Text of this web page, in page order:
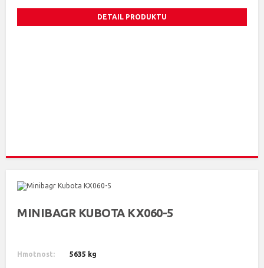
DETAIL PRODUKTU
MINIBAGR KUBOTA KX060-5
Hmotnost: 5635 kg